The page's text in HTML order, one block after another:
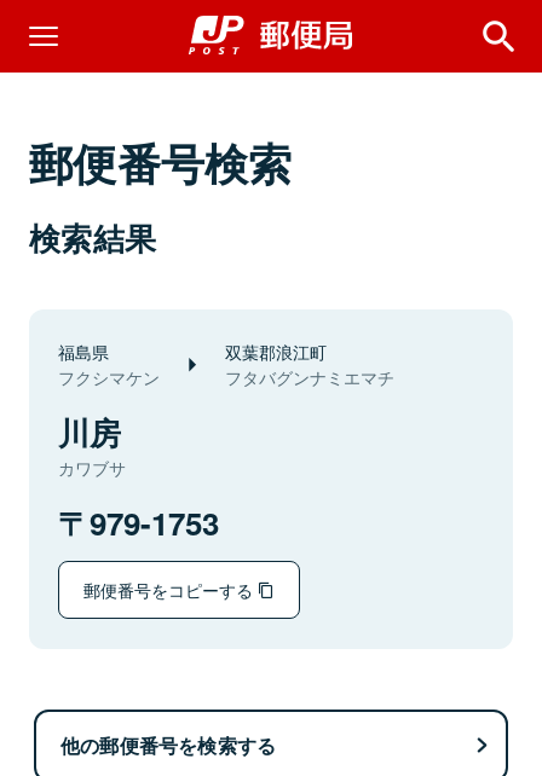
郵便番号検索
検索結果
福島県
フクシマケン
双葉郡浪江町
フタバグンナミエマチ
川房
カワブサ
979-1753
郵便番号をコピーする
他の郵便番号を検索する